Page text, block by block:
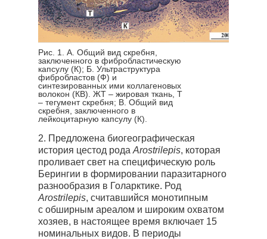
2. Предложена биогеографическая
история цестод рода Arostrilepis, которая
проливает свет на специфическую роль
Берингии в формировании паразитарного
разнообразия в Голарктике. Род
Arostrilepis, считавшийся монотипным
с обширным ареалом и широким охватом
хозяев, в настоящее время включает 15
номинальных видов. В периоды
Рис. 1. А. Общий вид скребня,
заключенного в фибробластическую
капсулу (К); Б. Ультраструктура
фибробластов (Ф) и
синтезированных ими коллагеновых
волокон (КВ). ЖТ – жировая ткань, Т
– тегумент скребня; В. Общий вид
скребня, заключенного в
лейкоцитарную капсулу (К).